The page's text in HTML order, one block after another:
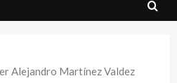
Alejandro Martínez Valdez